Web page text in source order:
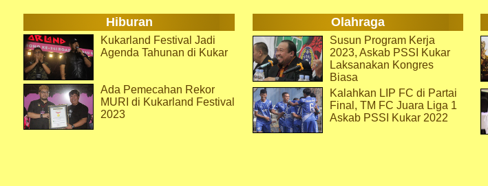
Hiburan Olahraga
Kukarland Festival Jadi
Agenda Tahunan di Kukar
Ada Pemecahan Rekor
MURI di Kukarland Festival
2023
Susun Program Kerja
2023, Askab PSSI Kukar
Laksanakan Kongres
Biasa
Kalahkan LIP FC di Partai
Final, TM FC Juara Liga 1
Askab PSSI Kukar 2022